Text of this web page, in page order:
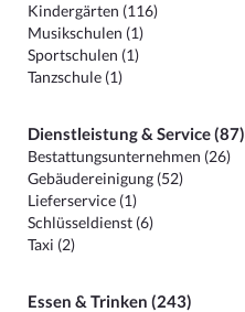
Kindergärten (116)
Musikschulen (1)
Sportschulen (1)
Tanzschule (1)
Dienstleistung & Service (87)
Bestattungsunternehmen (26)
Gebäudereinigung (52)
Lieferservice (1)
Schlüsseldienst (6)
Taxi (2)
Essen & Trinken (243)